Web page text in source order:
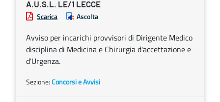
A.U.S.L. LE/1 LECCE
Scarica Ascolta
Avviso per incarichi provvisori di Dirigente Medico
disciplina di Medicina e Chirurgia d'accettazione e
d'Urgenza.
Sezione:Concorsi e Avvisi